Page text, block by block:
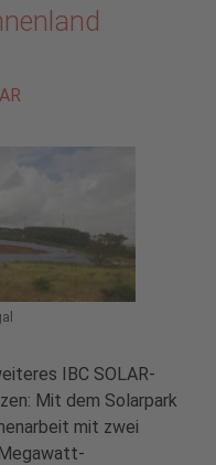
IBC SOLAR-
Mit dem Solarpark
mit zwei